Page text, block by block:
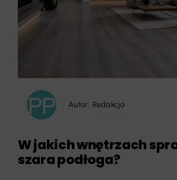
Autor: Redakcja
W jakich wnętrzach
szara podłoga?